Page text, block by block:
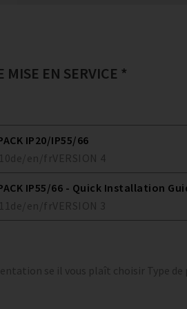
MISE EN SERVICE *
IP20/IP55/66
de/en/fr VERSION 4
IP55/66 - Quick Installation
de/en/fr VERSION 3
se il vous plaît choisir Type de